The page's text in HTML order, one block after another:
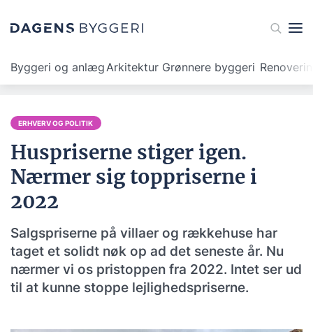
Byggeri og anlægArkitektur Grønnere byggeri
ERHVERV OG POLITIK
Huspriserne stiger igen.
Nærmer sig toppriserne i
2022
Salgspriserne på villaer og rækkehuse har
taget et solidt nøk op ad det seneste år. Nu
nærmer vi os pristoppen fra 2022. Intet ser ud
til at kunne stoppe lejlighedspriserne.